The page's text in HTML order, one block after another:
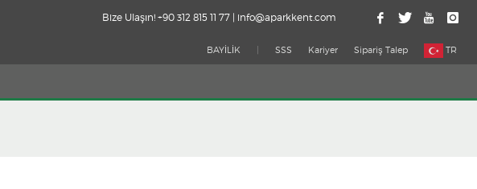
Bize Ulaşın! +90 312 815 11 77 | info@aparkkent.com
BAYİLİK | SSS Kariyer Sipariş Talep TR